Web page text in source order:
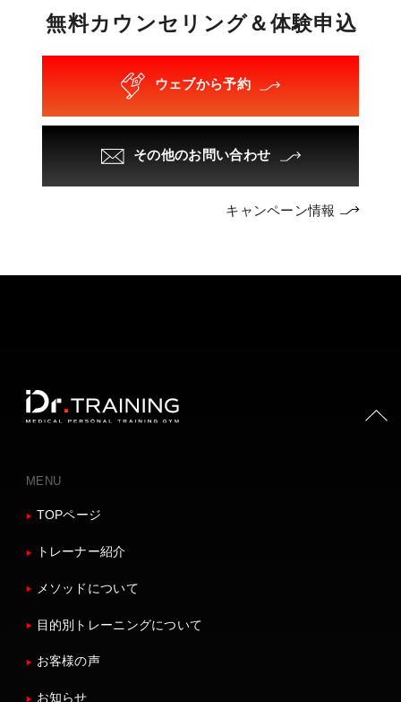
無料カ ウ ンセ リ ング＆体験申込
ウェブから予約
その他のお問い合わせ
キャンペーン情報
MENU
TOPページ
トレーナー紹介
メソッドについて
目的別トレーニングについて
お客様の声
お知らせ